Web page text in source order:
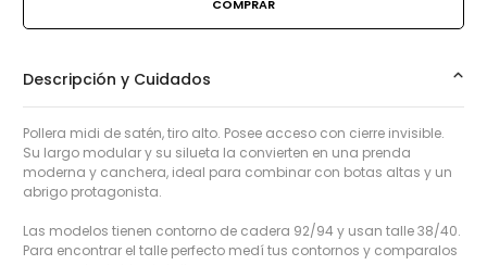
Descripción y Cuidados
Pollera midi de satén, tiro alto. Posee acceso con cierre invisible.
Su largo modular y su silueta la convierten en una prenda
moderna y canchera, ideal para combinar con botas altas y un
abrigo protagonista.
Las modelos tienen contorno de cadera 92/94 y usan talle 38/40.
Para encontrar el talle perfecto medí tus contornos y comparalos